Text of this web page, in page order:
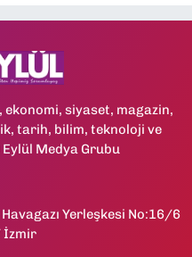
siyaset, magazin,
tarih, bilim, teknoloji ve
Medya Grubu
Yerleşkesi No:16/6
İzmir